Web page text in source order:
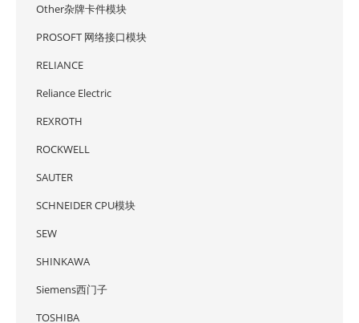
Other杂牌卡件模块
PROSOFT 网络接口模块
RELIANCE
Reliance Electric
REXROTH
ROCKWELL
SAUTER
SCHNEIDER CPU模块
SEW
SHINKAWA
Siemens西门子
TOSHIBA